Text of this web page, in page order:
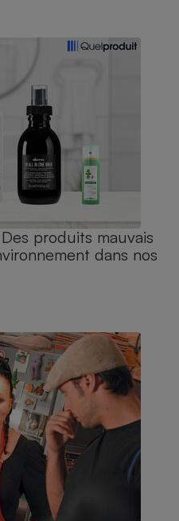
produits mauvais
dans nos